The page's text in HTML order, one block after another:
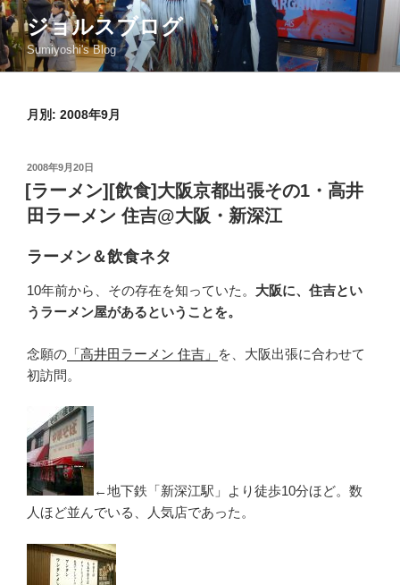
コ
ン
テ
ン
ジョルスブログ
Sumiyoshi's Blog
月別: 2008年9月
投
稿
日:
2008年9月20日
[ラーメン][飲食]大阪京都出張その1・高井
田ラーメン 住吉@大阪・新深江
ラーメン＆飲食ネタ
10年前から、その存在を知っていた。 大阪に、住吉とい
うラーメン屋があるということを。
念願の 「高井田ラーメン 住吉」
を、大阪出張に合わせて
初訪問。
←地下鉄「新深江駅」より徒歩10分ほど。数
人ほど並んでいる、人気店であった。